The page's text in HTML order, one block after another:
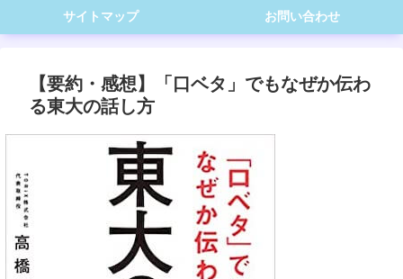
サイトマップ お問い合わせ
【要約・感想】「口ベタ」でもなぜか伝わ
る東大の話し方